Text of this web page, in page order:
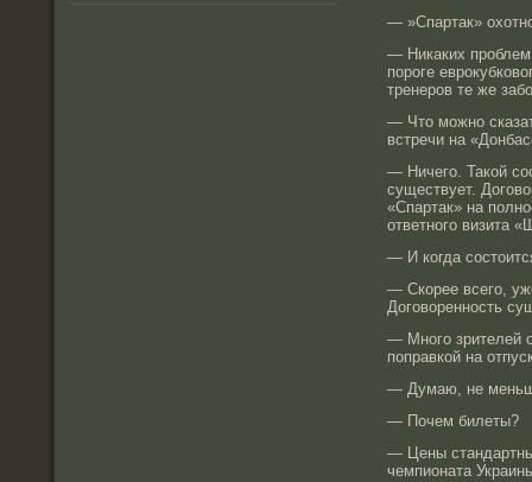
— »Спартак»
— Никаких
пороге
тренеров те же
— Что можно
встречи на
— Ничего. Такой
существует.
«Спартак» на
ответного визита
— И когда
— Скорее всего,
Договоренность
— Много зрителей
поправкой на
— Думаю, не
— Почем билеты?
— Цены
чемпионата